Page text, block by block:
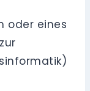
oder eines